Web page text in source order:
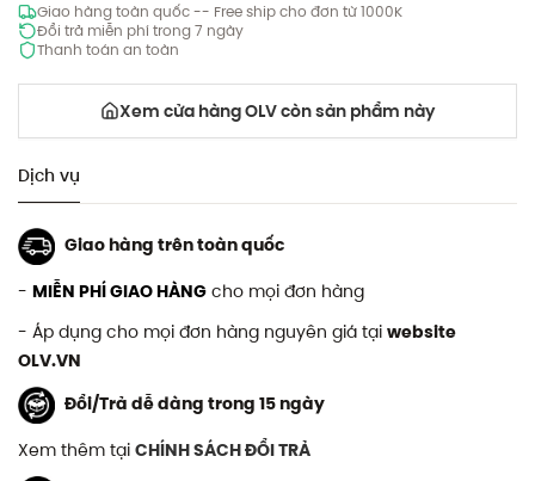
Giao hàng toàn quốc -- Free ship cho đơn từ 1000K
Đổi trả miễn phí trong 7 ngày
Thanh toán an toàn
Xem cửa hàng OLV còn sản phẩm này
Dịch vụ
Giao hàng trên toàn quốc
- MIỄN PHÍ GIAO HÀNG cho mọi đơn hàng
- Áp dụng cho mọi đơn hàng nguyên giá tại website
OLV.VN
Đổi/Trả dễ dàng trong 15 ngày
Xem thêm tại CHÍNH SÁCH ĐỔI TRẢ